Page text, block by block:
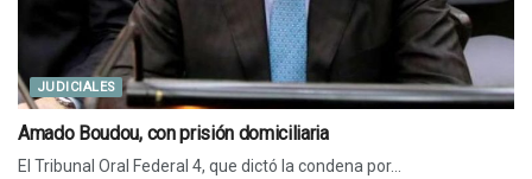
JUDICIALES
Amado Boudou, con prisión domiciliaria
El Tribunal Oral Federal 4, que dictó la condena por...